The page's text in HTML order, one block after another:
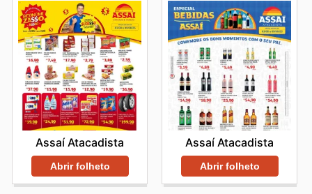
Assaí Atacadista
Abrir folheto
Assaí Atacadista
Abrir folheto